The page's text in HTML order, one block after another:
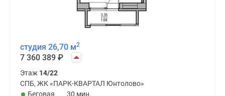
студия 26,70 м2
7 360 389 ₽
Этаж 14/22
СПБ, ЖК «ПАРК-КВАРТАЛ Юнтолово»
Беговая
30 мин.